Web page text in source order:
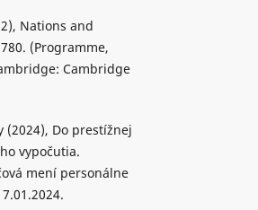
Nations and
(Programme,
Cambridge
(2024), Do prestížnej
vypočutia.
mení personálne